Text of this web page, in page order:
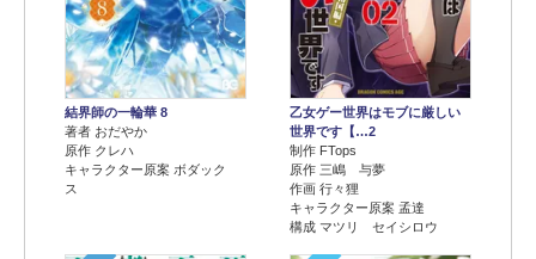
結界師の一輪華 8
著者 おだやか
原作 クレハ
キャラクター原案 ボダック
ス
乙女ゲー世界はモブに厳しい
世界です【…2
制作 FTops
原作 三嶋 与夢
作画 行々狸
キャラクター原案 孟達
構成 マツリ セイシロウ